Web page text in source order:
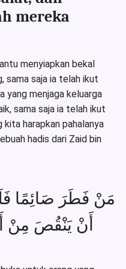
mereka
menyiapkan bekal
sama saja ia telah ikut
yang menjaga keluarga
sama saja ia telah ikut
kita harapkan pahalanya
hadis dari Zaid bin
مَنْ فَطَرَ صَائِمًا
أَنْ يَنْقُصَ مِنْ